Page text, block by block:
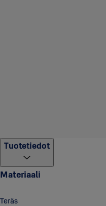
Tuotetiedot
Materiaali
Teräs